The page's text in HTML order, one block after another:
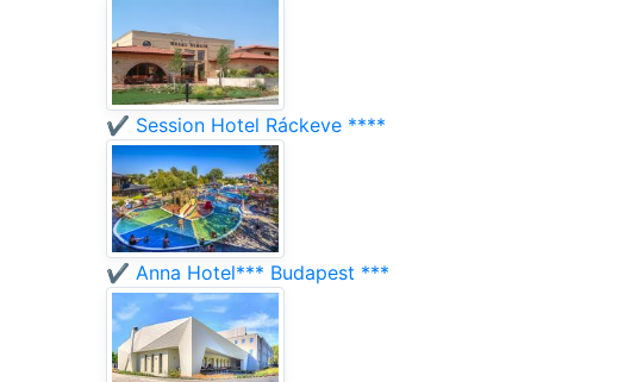
✔️ Session Hotel Ráckeve ****
✔️ Anna Hotel*** Budapest ***